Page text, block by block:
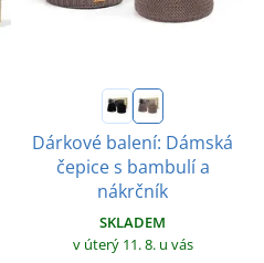
Dárkové balení: Dámská
čepice s bambulí a
nákrčník
SKLADEM
v úterý 11. 8. u vás